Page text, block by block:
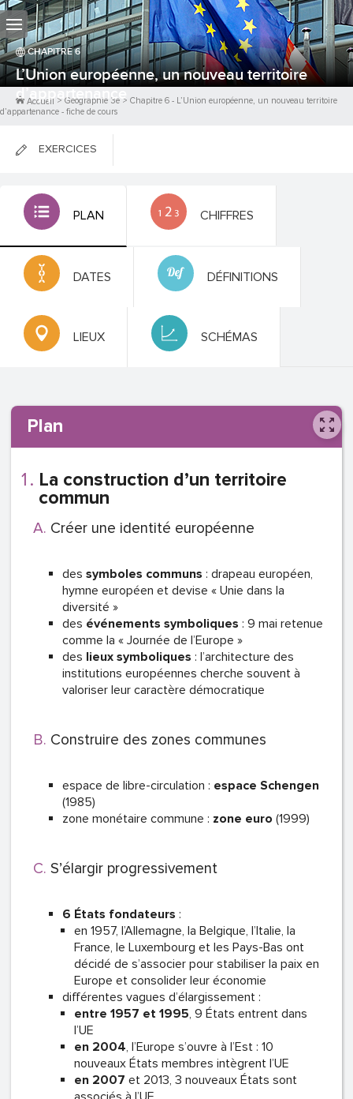
CHAPITRE6
L’Union européenne, un nouveau territoire
d’appartenance
Accueil > Géographie 3e > Chapitre 6 - L’Union européenne, un nouveau territoire
d’appartenance - fiche de cours
EXERCICES
FICHES DE COURS
PLAN CHIFFRES
DATES DÉFINITIONS
LIEUX SCHÉMAS
Plan
La construction d’un territoire
commun
Créer une identité européenne
des symboles communs : drapeau européen,
hymne européen et devise « Unie dans la
diversité »
des événements symboliques : 9 mai retenue
comme la « Journée de l’Europe »
des lieux symboliques : l’architecture des
institutions européennes cherche souvent à
valoriser leur caractère démocratique
Construire des zones communes
espace de libre-circulation : espace Schengen
(1985)
zone monétaire commune : zone euro (1999)
S’élargir progressivement
6 États fondateurs :
en 1957, l’Allemagne, la Belgique, l’Italie, la
France, le Luxembourg et les Pays-Bas ont
décidé de s’associer pour stabiliser la paix en
Europe et consolider leur économie
différentes vagues d’élargissement :
entre 1957 et 1995, 9 États entrent dans
l’UE
en 2004, l’Europe s’ouvre à l’Est : 10
nouveaux États membres intègrent l’UE
en 2007 et 2013, 3 nouveaux États sont